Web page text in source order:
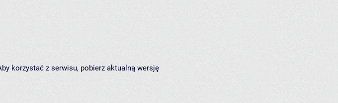
korzystać z serwisu, pobierz aktualną wersję